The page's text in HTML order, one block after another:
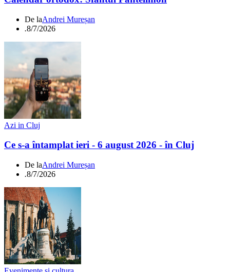
De laAndrei Mureșan
.8/7/2026
Azi in Cluj
Ce s-a întamplat ieri - 6 august 2026 - în Cluj
De laAndrei Mureșan
.8/7/2026